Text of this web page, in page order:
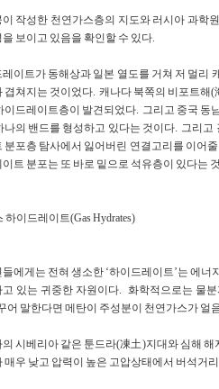
이 작성한 천연가스층의 지도와 러시아 과학
보이고 있음을 확인할 수 있다.
이트가 동해상과 일본 열도를 거쳐 저 멀리
겹쳐지는 것이었다. 캐나다 북쪽의 비포트해
이드레이트층이 발견되었다. 그리고 중국 동
나의 밴드를 형성하고 있다는 것이다. 그리
분포층 탐사에서 잃어버린 연결고리를 이어
이트 분포는 또 바로 밑으로 석유층이 있다는
하이드레이트(Gas Hydrates)
에게는 전혀 생소한 ‘하이드레이트’는 에
고 있는 귀중한 자원이다. 화학적으로는 물
어 말한다면 메탄이 주성분이 천연가스가 얼
의 시베리아 같은 툰드라(凍土)지대와 심해
매우 낮고 압력이 높은 고압상태에서 버석거